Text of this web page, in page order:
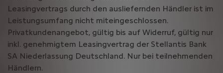
Leasingvertrags durch den ausliefernden Händler ist im
Leistungsumfang nicht miteingeschlossen.
Privatkundenangebot, gültig bis auf Widerruf, gültig nur
inkl. genehmigtem Leasingvertrag der Stellantis Bank
SA Niederlassung Deutschland. Nur bei teilnehmenden
Händlern.